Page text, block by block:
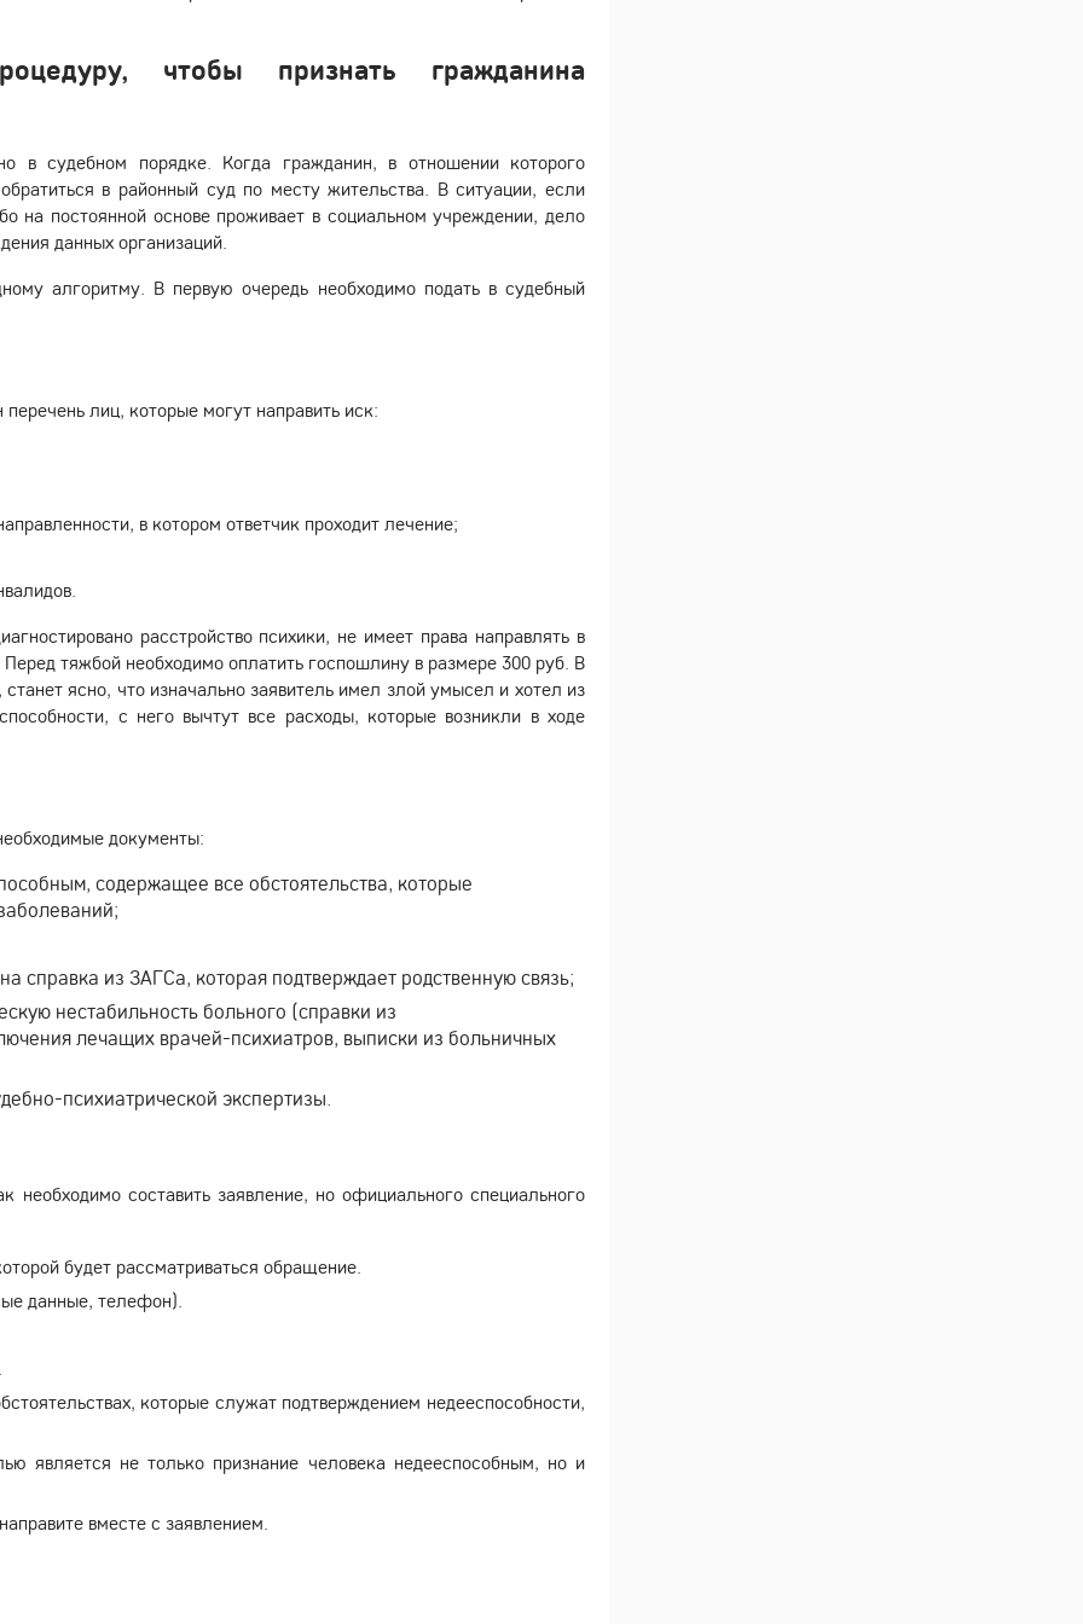
чтобы признать гражданина
в судебном порядке. Когда гражданин, в отношении которого
в районный суд по месту жительства. В ситуации, если
на постоянной основе проживает в социальном учреждении, дело
данных организаций.
алгоритму. В первую очередь необходимо подать в судебный
лиц, которые могут направить иск:
в котором ответчик проходит лечение;
расстройство психики, не имеет права направлять в
тяжбой необходимо оплатить госпошлину в размере 300 руб. В
ясно, что изначально заявитель имел злой умысел и хотел из
с него вычтут все расходы, которые возникли в ходе
документы:
содержащее все обстоятельства, которые
справка из ЗАГСа, которая подтверждает родственную связь;
нестабильность больного (справки из
лечащих врачей-психиатров, выписки из больничных
психиатрической экспертизы.
необходимо составить заявление, но официального специального
будет рассматриваться обращение.
данные, телефон).
которые служат подтверждением недееспособности,
является не только признание человека недееспособным, но и
вместе с заявлением.